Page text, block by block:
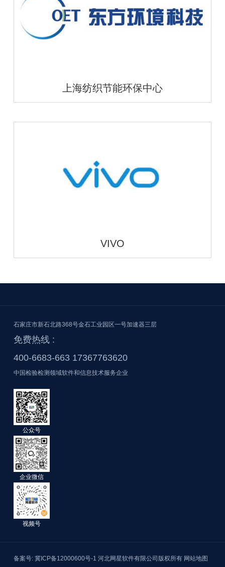
上海纺织节能环保中心
VIVO
石家庄市新石北路368号金石工业园区一号加速器三层
免费热线 :
400-6683-663 17367763620
中国检验检测领域软件和信息技术服务企业
公众号
企业微信
视频号
备案号: 冀ICP备12000600号-1 河北网星软件有限公司版权所有 网站地图